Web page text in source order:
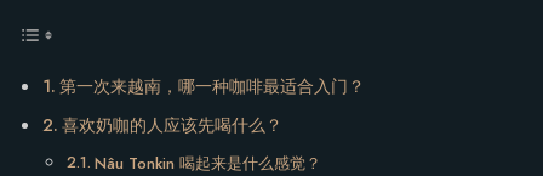
第一次来越南，哪一种咖啡最适合入门？
喜欢奶咖的人应该先喝什么？
Nâu Tonkin 喝起来是什么感觉？